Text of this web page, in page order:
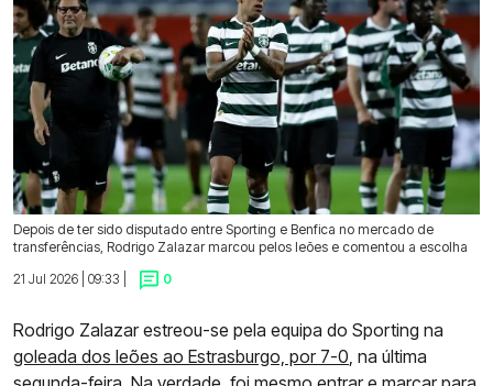
Depois de ter sido disputado entre Sporting e Benfica no mercado de
transferências, Rodrigo Zalazar marcou pelos leões e comentou a escolha
21 Jul 2026 | 09:33 |
0
Rodrigo Zalazar estreou-se pela equipa do Sporting na
goleada dos leões ao Estrasburgo, por 7-0 , na última